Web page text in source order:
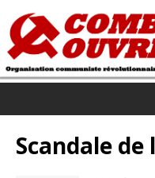
Scandale de